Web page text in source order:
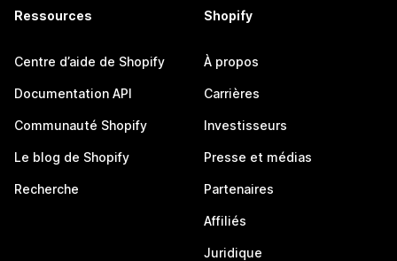
Ressources
Centre d’aide de Shopify
Documentation API
Communauté Shopify
Le blog de Shopify
Recherche
Shopify
À propos
Carrières
Investisseurs
Presse et médias
Partenaires
Affiliés
Juridique